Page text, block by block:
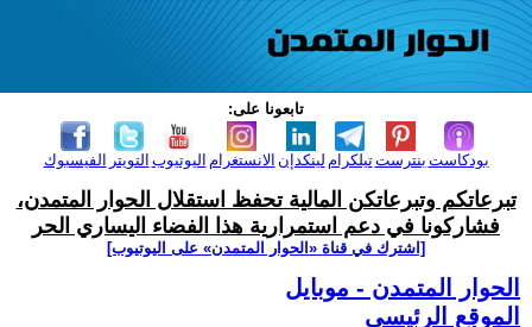
تابعونا على:
الفيسبوك التويتر اليوتيوب الانستغرام لينكدإن تيلكرامبنترست بودكاست
تبرعاتكم وتبرعاتكن المالية تحفظ استقلال الحوار المتمدن،
فشاركونا في دعم استمرارية هذا الفضاء اليساري الحر
[اشترك في قناة ‫«الحوار المتمدن» على اليوتيوب]
الحوار المتمدن - موبايل
الموقع الرئيسي